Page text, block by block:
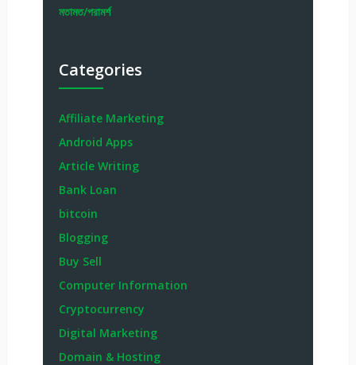
মতামত/পরামর্শ
Categories
Affiliate Marketing
Android Apps
Article Writing
Bank Loan
bitcoin
Blogging
Buy Sell
Computer Information
Cryptocurrency
Digital Marketing
Domain & Hosting